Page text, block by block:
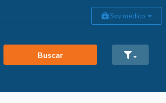
Soy médico
Buscar